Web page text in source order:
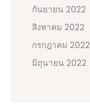
กันยายน 2022
สิงหาคม 2022
กรกฎาคม 2022
มิถุนายน 2022